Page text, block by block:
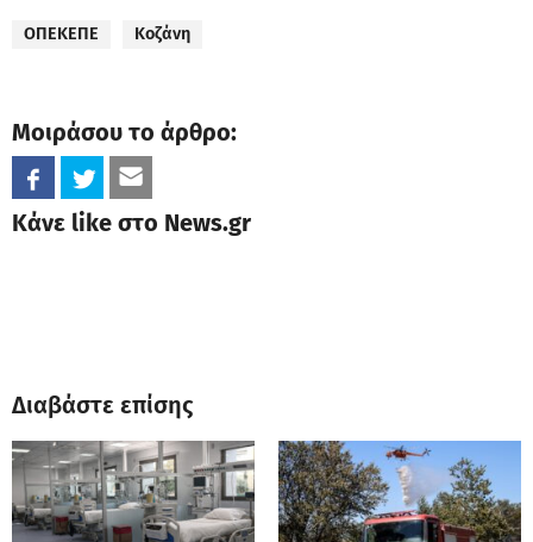
ΟΠΕΚΕΠΕ Κοζάνη
Μοιράσου το άρθρο:
Κάνε like στο News.gr
Διαβάστε επίσης